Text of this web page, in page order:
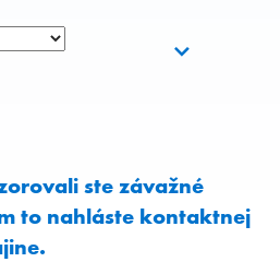
ste závažné
to nahláste kontaktnej